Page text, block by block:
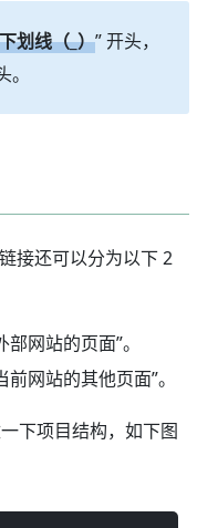
下划线（_）” 开头，
。
接还可以分为以下 2
网站的页面”。
网站的其他页面”。
下项目结构，如下图